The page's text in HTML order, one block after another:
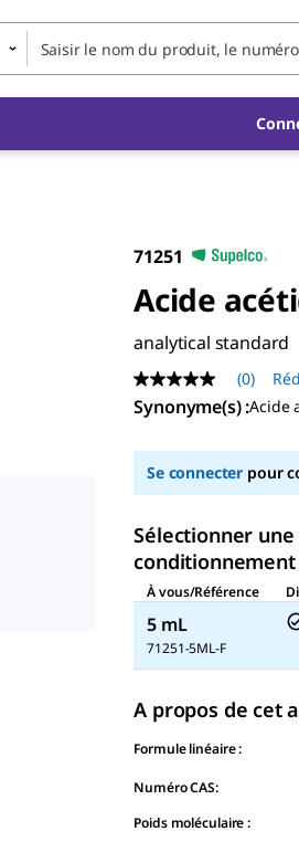
71251
Acide
analytical standard
Aucune
valeur
de
Lien
sur
la
page.
(0)
Synonyme(s):Acide
Se connecter pour
Sélectionner
conditionnement
À vous/Référence
5 mL
71251-5ML-F
A propos de cet
Formule linéaire :
Numéro CAS:
Poids moléculaire :